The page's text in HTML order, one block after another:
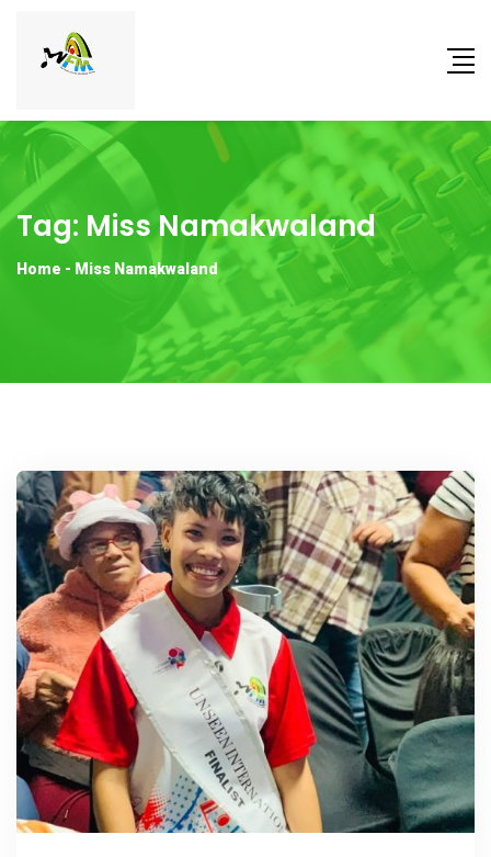
Tag: Miss Namakwaland
Home - Miss Namakwaland